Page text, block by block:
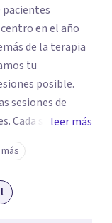
pacientes
en el año
de la terapia
posible.
sesiones de
Cada sesión de
a conseguir
destaca la
de
, estrés,
leer más